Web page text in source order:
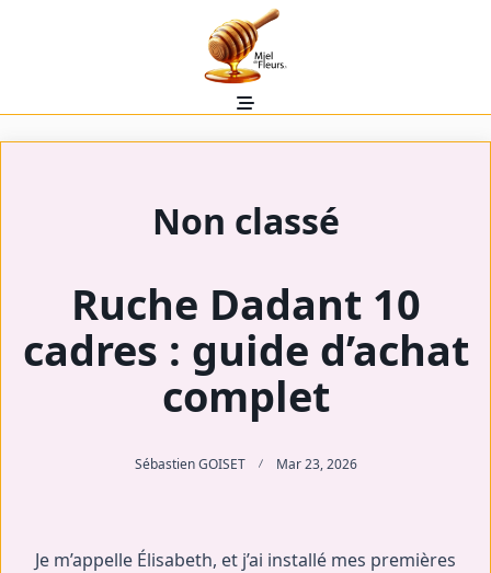
Skip
to
content
Non classé
Ruche Dadant 10
cadres : guide d’achat
complet
Sébastien GOISET Mar 23, 2026
Je m’appelle Élisabeth, et j’ai installé mes premières